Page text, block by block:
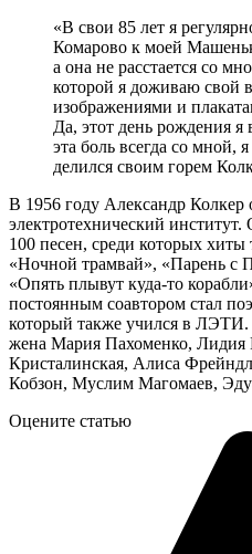
«В свои 85 лет я
Комарово к моей
а она не расстается со
которой я доживаю свой
изображениями и
Да, этот день рождения я
эта боль всегда со мной,
делился своим горем
В 1956 году Александр Колкер
электротехнический институт.
100 песен, среди которых
«Ночной трамвай», «Парень с
«Опять плывут куда-то
постоянным соавтором стал
который также учился в ЛЭТИ.
жена Мария Пахоменко, Лидия
Кристалинская, Алиса
Кобзон, Муслим Магомаев,
Оцените статью